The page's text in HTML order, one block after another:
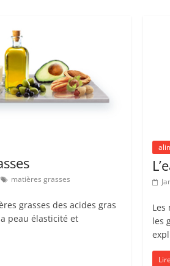
matières grasses
grasses des acides gras
peau élasticité et
Les
les